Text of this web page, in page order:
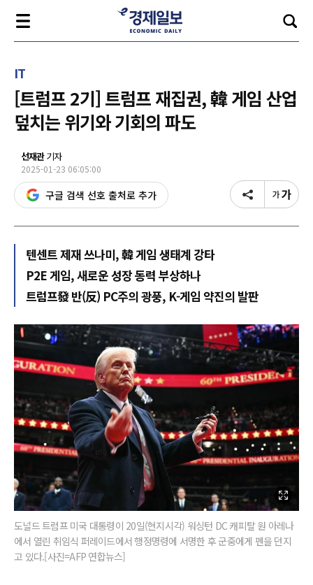
IT
[트럼프 2기] 트럼프 재집권, 韓 게임 산업
덮치는 위기와 기회의 파도
선재관기자
2025-01-23 06:05:00
구글 검색 선호 출처로 추가
텐센트 제재 쓰나미, 韓 게임 생태계 강타
P2E 게임, 새로운 성장 동력 부상하나
트럼프發 반(反) PC주의 광풍, K-게임 약진의 발판
도널드 트럼프 미국 대통령이 20일(현지시각) 워싱턴 DC 캐피탈 원 아레나
에서 열린 취임식 퍼레이드에서 행정명령에 서명한 후 군중에게 펜을 던지
고 있다.[사진=AFP 연합뉴스]